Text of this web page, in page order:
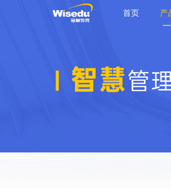
首页 产